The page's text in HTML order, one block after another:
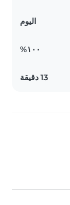
اليوم
١٠٠%
13 دقيقة